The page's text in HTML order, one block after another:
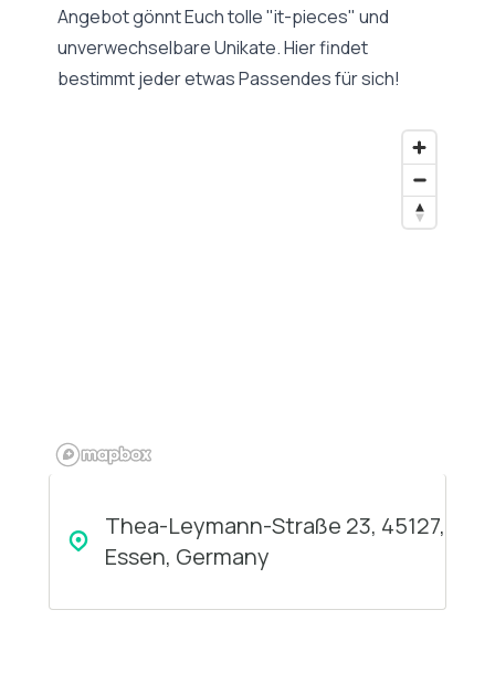
Angebot gönnt Euch tolle "it-pieces" und
unverwechselbare Unikate. Hier findet
bestimmt jeder etwas Passendes für sich!
Thea-Leymann-Straße 23, 45127,
Essen, Germany